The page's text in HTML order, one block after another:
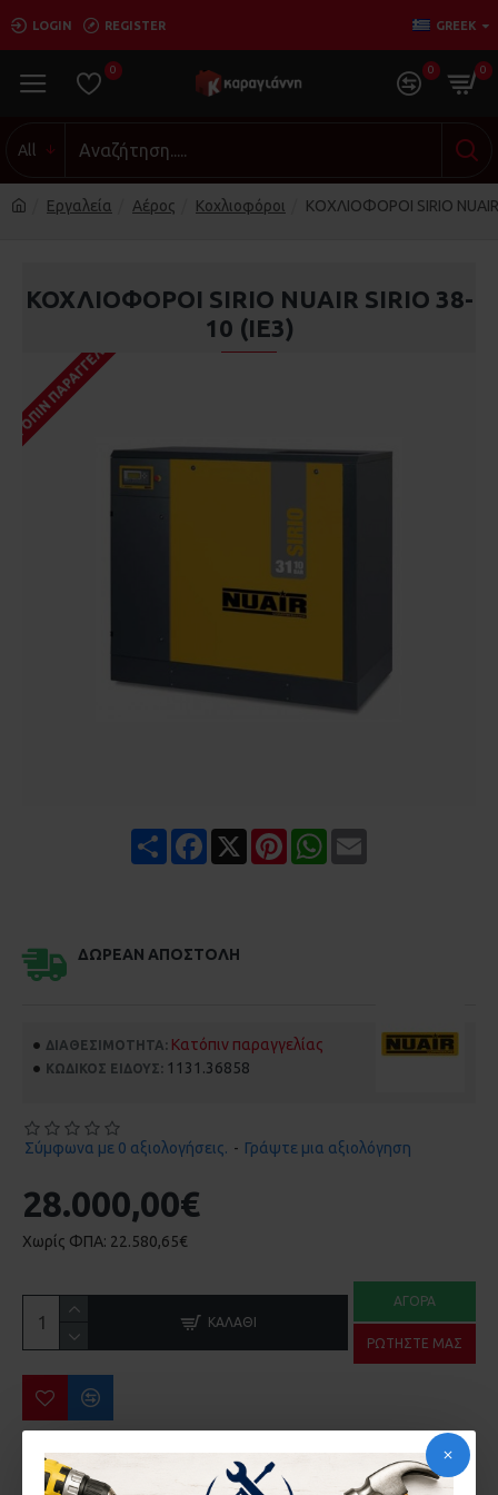
LOGIN REGISTER GREEK
0 0 0
All
Εργαλεία Αέρος Κοχλιοφόροι ΚΟΧΛΙΟΦΟΡΟΙ SIRIO
ΚΟΧΛΙΟΦΟΡΟΙ SIRIO NUAIR SIRIO 38-
10 (IE3)
ΠΑΡΑΓΓΕΛΊΑΣ
Share Facebook PinterestWhatsApp
ΔΩΡΕΆΝ ΑΠΟΣΤΟΛΉ
ΔΙΑΘΕΣΙΜΌΤΗΤΑ: Κατόπιν παραγγελίας
ΚΩΔΙΚΌΣ ΕΊΔΟΥΣ: 1131.36858
Σύμφωνα με 0 αξιολογήσεις. - Γράψτε μια αξιολόγηση
28.000,00€
Χωρίς ΦΠΑ: 22.580,65€
ΚΑΛΆΘΙ
ΑΓΟΡΆ
ΡΩΤΉΣΤΕ ΜΑΣ
ΠΕΡΙΣΣΌΤΕΡΑ ΑΠΌ ΤΗΝ ΙΔΙΑ ΜΆΡΚΑ